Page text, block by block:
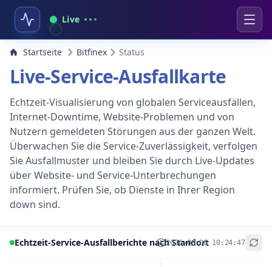
Live
Startseite Bitfinex Status
Live-Service-Ausfallkarte
Echtzeit-Visualisierung von globalen Serviceausfällen,
Internet-Downtime, Website-Problemen und von
Nutzern gemeldeten Störungen aus der ganzen Welt.
Überwachen Sie die Service-Zuverlässigkeit, verfolgen
Sie Ausfallmuster und bleiben Sie durch Live-Updates
über Website- und Service-Unterbrechungen
informiert. Prüfen Sie, ob Dienste in Ihrer Region
down sind.
Echtzeit-Service-Ausfallberichte nach Standort
2026-08-06 10:24:47
+